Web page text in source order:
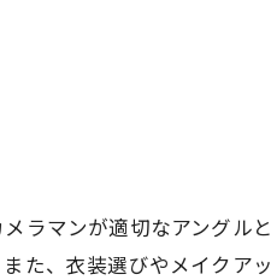
ラマンが適切なアングル
た、衣装選びやメイク